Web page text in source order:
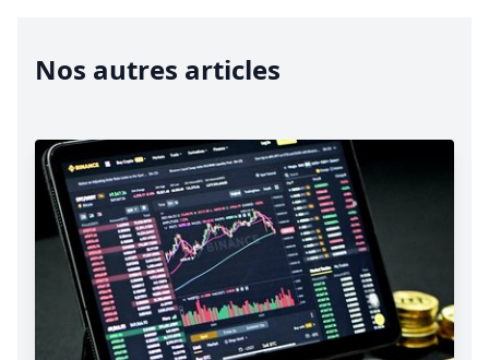
Nos autres articles